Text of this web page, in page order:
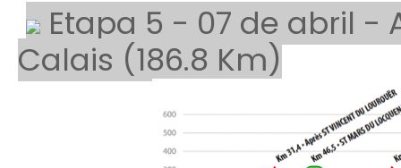
Etapa 5 - 07 de abril -
Calais (186.8 Km)